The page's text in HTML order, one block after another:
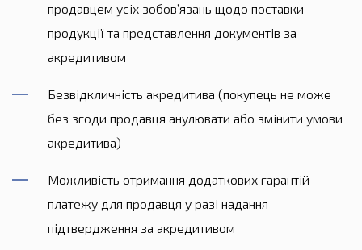
продавцем усіх зобов’язань щодо поставки
продукції та представлення документів за
акредитивом
Безвідкличність акредитива (покупець не може
без згоди продавця анулювати або змінити умови
акредитива)
Можливість отримання додаткових гарантій
платежу для продавця у разі надання
підтвердження за акредитивом